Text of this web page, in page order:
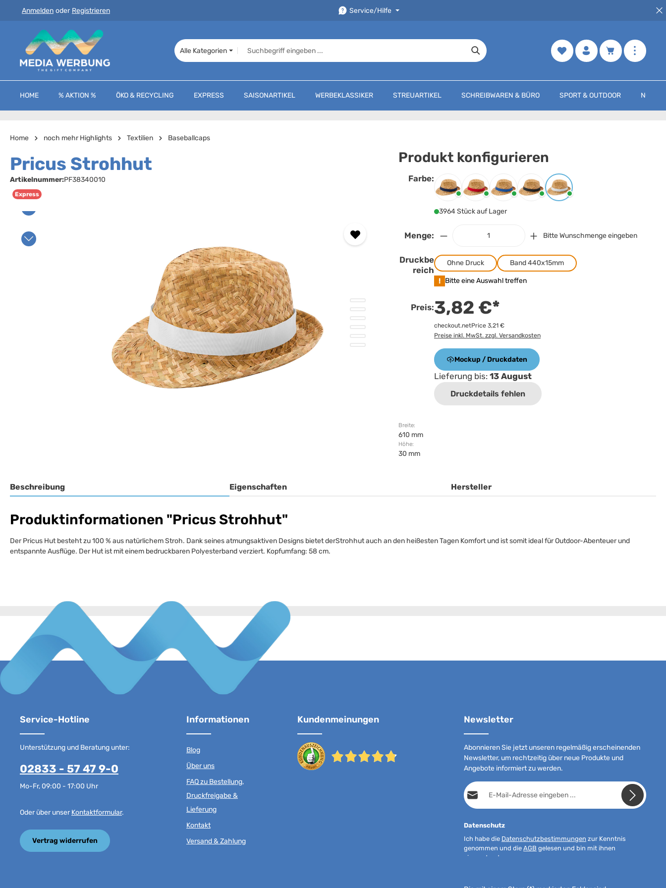
Hauptinhalt springen
Zur Suche springen
Zur Hauptnavigation springen
Anmelden oder Registrieren Service/Hilfe
Alle Kategorien
Merkzettel Warenkorb
HOME % AKTION % ÖKO & RECYCLING EXPRESS SAISONARTIKEL WERBEKLASSIKER STREUARTIKEL SCHREIBWAREN & BÜRO SPORT & OUTDOOR NOCH
Home noch mehr Highlights Textilien Baseballcaps
Pricus Strohhut
Artikelnummer:PF38340010
Express
Bildergalerie überspringen
Produkt konfigurieren
Farbe: Farbe auswählen
Navy / NaturRot / NaturRoyalblau / Natur
Schwarz / Natur
Weiss / Natur
3964 Stück auf Lager
Menge: Bitte Wunschmenge eingeben
Druckbe
reich
Ohne Druck Band 440x15mm
! Bitte eine Auswahl treffen
Preis:3,82 €*
checkout.netPrice 3,21 €
Preise inkl. MwSt. zzgl. Versandkosten
Mockup / Druckdaten
Lieferung bis: 13 August
Druckdetails fehlen
Breite:
610 mm
Höhe:
30 mm
Beschreibung Eigenschaften Hersteller
Produktinformationen "Pricus Strohhut"
Der Pricus Hut besteht zu 100 % aus natürlichem Stroh. Dank seines atmungsaktiven Designs bietet derStrohhut auch an den heißesten Tagen Komfort und ist somit ideal für Outdoor-Abenteuer und
entspannte Ausflüge. Der Hut ist mit einem bedruckbaren Polyesterband verziert. Kopfumfang: 58 cm.
Service-Hotline
Unterstützung und Beratung unter:
02833 - 57 47 9-0
Mo-Fr, 09:00 - 17:00 Uhr
Oder über unserKontaktformular.
Vertrag widerrufen
Informationen
Blog
Über uns
FAQ zu Bestellung,
Druckfreigabe &
Lieferung
Kontakt
Versand & Zahlung
Kundenmeinungen Newsletter
Abonnieren Sie jetzt unseren regelmäßig erscheinenden
Newsletter, um rechtzeitig über neue Produkte und
Angebote informiert zu werden.
E-Mail-Adresse*
Datenschutz
Ich habe die Datenschutzbestimmungen zur Kenntnis
genommen und die AGB gelesen und bin mit ihnen
einverstanden.